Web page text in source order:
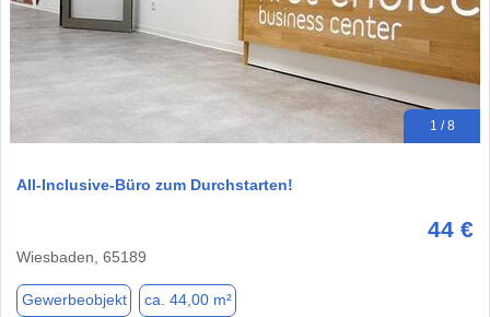
1 / 8
All-Inclusive-Büro zum Durchstarten!
44 €
Wiesbaden, 65189
Gewerbeobjekt ca. 44,00 m²